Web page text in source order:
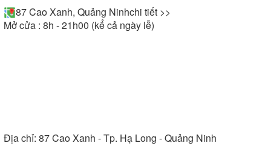
87 Cao Xanh, Quảng Ninhchi tiết >>
Mở cửa : 8h - 21h00 (kể cả ngày lễ)
Địa chỉ: 87 Cao Xanh - Tp. Hạ Long - Quảng Ninh